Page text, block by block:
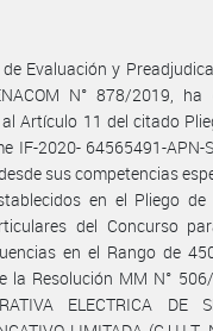
Evaluación y
N° 878/2019,
Artículo 11 del citado
IF-2020- 64565491-APN-
sus competencias
en el Pliego
del Concurso
en el Rango de
la Resolución MM N°
ELECTRICA DE